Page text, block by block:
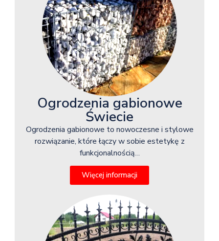
Ogrodzenia gabionowe
Świecie
Ogrodzenia gabionowe to nowoczesne i stylowe
rozwiązanie, które łączy w sobie estetykę z
funkcjonalnością…
Więcej informacji